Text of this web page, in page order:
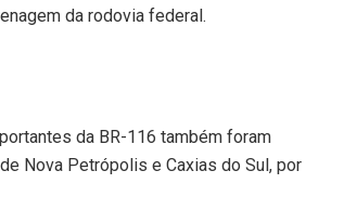
da rodovia federal.
da BR-116 também foram
Nova Petrópolis e Caxias do Sul, por